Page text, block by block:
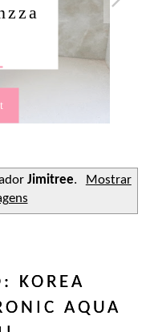
Jimitree.
Mostrar
KOREA
AQUA